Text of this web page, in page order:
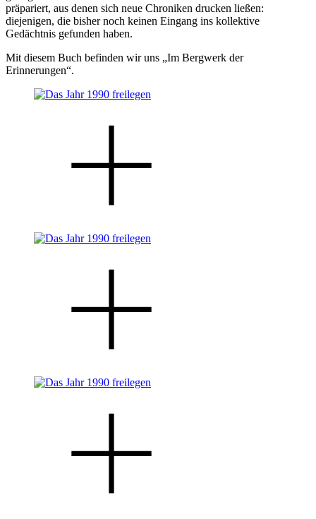
präpariert, aus denen sich neue Chroniken drucken ließen:
diejenigen, die bisher noch keinen Eingang ins kollektive
Gedächtnis gefunden haben.
Mit diesem Buch befinden wir uns „Im Bergwerk der
Erinnerungen“.